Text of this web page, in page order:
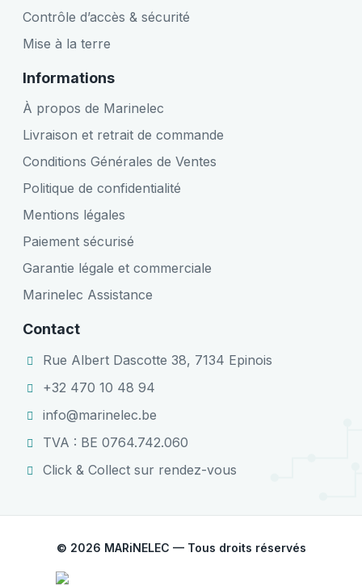
Contrôle d’accès & sécurité
Mise à la terre
Informations
À propos de Marinelec
Livraison et retrait de commande
Conditions Générales de Ventes
Politique de confidentialité
Mentions légales
Paiement sécurisé
Garantie légale et commerciale
Marinelec Assistance
Contact
Rue Albert Dascotte 38, 7134 Epinois
+32 470 10 48 94
info@marinelec.be
TVA : BE 0764.742.060
Click & Collect sur rendez-vous
© 2026 MARiNELEC — Tous droits réservés